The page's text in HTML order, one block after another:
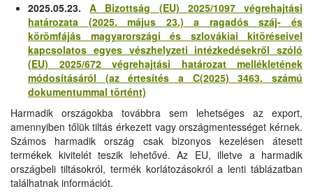
2025.05.23.A Bizottság (EU) 2025/1097 végrehajtási
határozata (2025. május 23.) a ragadós száj- és
körömfájás magyarországi és szlovákiai kitöréseivel
kapcsolatos egyes vészhelyzeti intézkedésekről szóló
(EU) 2025/672 végrehajtási határozat mellékletének
módosításáról (az értesítés a C(2025) 3463. számú
dokumentummal történt)
Harmadik országokba továbbra sem lehetséges az export,
amennyiben tőlük tiltás érkezett vagy országmentességet kérnek.
Számos harmadik ország csak bizonyos kezelésen átesett
termékek kivitelét teszik lehetővé. Az EU, illetve a harmadik
országbeli tiltásokról, termék korlátozásokról a lenti táblázatban
találhatnak információt.